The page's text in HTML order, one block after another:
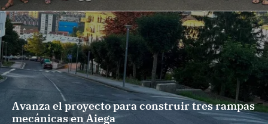
Avanza el proyecto para construir tres rampas
mecánicas en Aiega